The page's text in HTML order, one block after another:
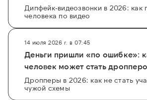
Дипфейк-видеозвонки в 2026: как
человека по видео
14 июля 2026 г. в 07:45
Деньги пришли «по ошибке»:
человек может стать
Дропперы в 2026: как не стать
чужой схемы